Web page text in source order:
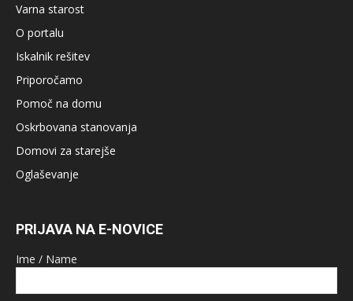
Varna starost
O portalu
Iskalnik rešitev
Priporočamo
Pomoč na domu
Oskrbovana stanovanja
Domovi za starejše
Oglaševanje
PRIJAVA NA E-NOVICE
Ime / Name